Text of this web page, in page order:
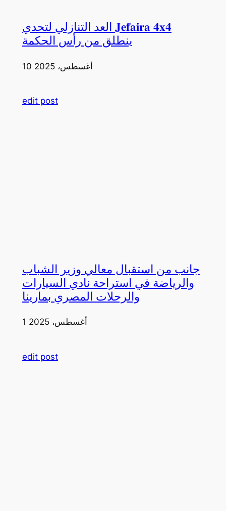
العد التنازلي لتحدي 𝐉𝐞𝐟𝐚𝐢𝐫𝐚 𝟒𝐱𝟒
ينطلق من رأس الحكمة
10 أغسطس، 2025
edit post
جانب من استقبال معالي وزير الشباب
والرياضة في استراحة نادي السيارات
والرحلات المصري بمارينا
1 أغسطس، 2025
edit post